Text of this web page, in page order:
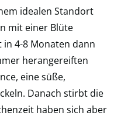
idealen Standort
mit einer Blüte
4-8 Monaten dann
herangereiften
eine süße,
Danach stirbt die
haben sich aber